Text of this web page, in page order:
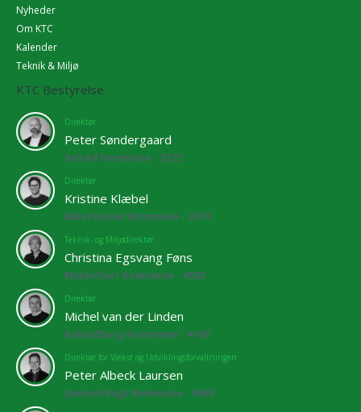
Nyheder
Om KTC
Kalender
Teknik & Miljø
KTC Bestyrelse
Direktør
Peter Søndergaard
Solrød Kommune - 5272
Direktør
Kristine Klæbel
Albertslund Kommune - 2673
Teknik- og Miljødirektør
Christina Egsvang Føns
Middelfart Kommune - 4525
Direktør
Michel van der Linden
Kalundborg Kommune - 4108
Direktør for Vækst og Udviklingsforvaltningen
Peter Albeck Laursen
Jammerbugt Kommune - 4068